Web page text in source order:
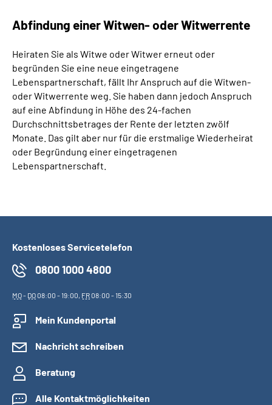
Abfindung einer Witwen- oder Witwerrente
Heiraten Sie als Witwe oder Witwer erneut oder
begründen Sie eine neue eingetragene
Lebenspartnerschaft, fällt Ihr Anspruch auf die Witwen-
oder Witwerrente weg. Sie haben dann jedoch Anspruch
auf eine Abfindung in Höhe des 24-fachen
Durchschnittsbetrages der Rente der letzten zwölf
Monate. Das gilt aber nur für die erstmalige Wiederheirat
oder Begründung einer eingetragenen
Lebenspartnerschaft.
Kostenloses Servicetelefon
0800 1000 4800
MO- DO08:00 - 19:00, FR08:00 - 15:30
Mein Kundenportal
Nachricht schreiben
Beratung
Alle Kontaktmöglichkeiten